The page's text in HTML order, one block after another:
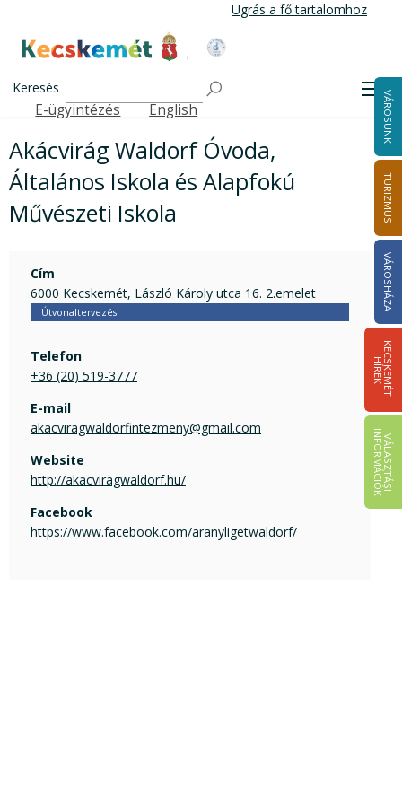
tartalomra
Ugrás a fő tartalomhoz
Kecskemét Város Honlapja
Keresés
Felső navigáció
E-ügyintézés English VÁROSUNK
TURIZMUS
VÁROSHÁZA
K
E
C
S
K
E
M
É
T
I
HÍ
R
E
K
V
Á
L
A
S
Z
T
Á
S
I
IN
F
O
R
M
Á
C
I
Ó
K
Akácvirág Waldorf Óvoda, Általános Iskola és Alapfokú
Művészeti Iskola
Akácvirág Waldorf Óvoda,
Általános Iskola és Alapfokú
Művészeti Iskola
Cím
6000 Kecskemét, László Károly utca 16. 2.emelet
Útvonaltervezés
Telefon
+36 (20) 519-3777
E-mail
akacviragwaldorfintezmeny@gmail.com
Website
http://akacviragwaldorf.hu/
Facebook
https://www.facebook.com/aranyligetwaldorf/